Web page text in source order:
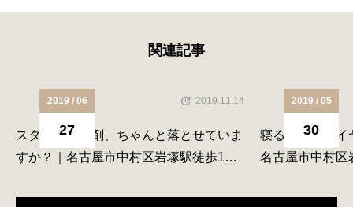
関連記事
2019 / 06
27
2019.11.14
スタイリング剤、ちゃんと落とせていま
すか？｜名古屋市中村区岩塚駅徒歩1分
2019 / 05
30
寝る前のドライ
名古屋市中村区